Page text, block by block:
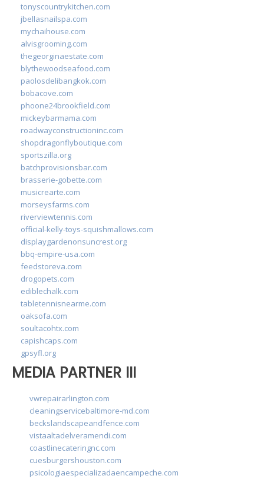
tonyscountrykitchen.com
jbellasnailspa.com
mychaihouse.com
alvisgrooming.com
thegeorginaestate.com
blythewoodseafood.com
paolosdelibangkok.com
bobacove.com
phoone24brookfield.com
mickeybarmama.com
roadwayconstructioninc.com
shopdragonflyboutique.com
sportszilla.org
batchprovisionsbar.com
brasserie-gobette.com
musicrearte.com
morseysfarms.com
riverviewtennis.com
official-kelly-toys-squishmallows.com
displaygardenonsuncrest.org
bbq-empire-usa.com
feedstoreva.com
drogopets.com
ediblechalk.com
tabletennisnearme.com
oaksofa.com
soultacohtx.com
capishcaps.com
gpsyfl.org
MEDIA PARTNER III
vwrepairarlington.com
cleaningservicebaltimore-md.com
beckslandscapeandfence.com
vistaaltadelveramendi.com
coastlinecateringnc.com
cuesburgershouston.com
psicologiaespecializadaencampeche.com